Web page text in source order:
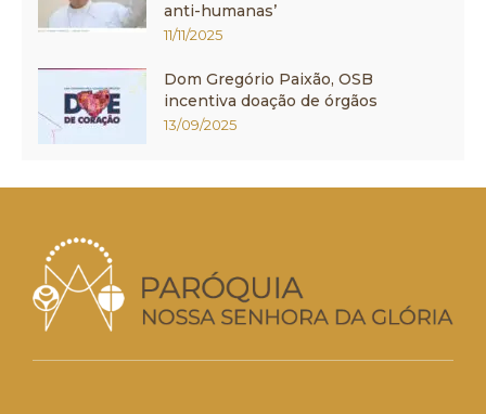
anti-humanas’
11/11/2025
Dom Gregório Paixão, OSB
incentiva doação de órgãos
13/09/2025